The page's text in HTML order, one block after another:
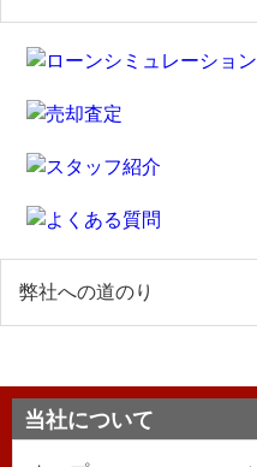
弊社への道のり
当社について